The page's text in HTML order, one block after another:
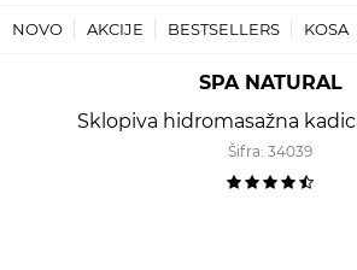
NOVO AKCIJE BESTSELLERS KOSA
SPA NATURAL
Sklopiva hidromasažna
Šifra: 34039